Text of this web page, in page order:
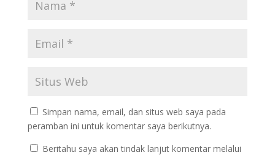
Simpan nama, email, dan situs web saya pada
peramban ini untuk komentar saya berikutnya.
Beritahu saya akan tindak lanjut komentar melalui